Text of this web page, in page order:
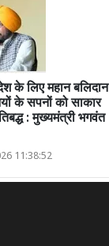
के लिए महान बलिदान
के सपनों को साकार
: मुख्यमंत्री भगवंत
11:38:52